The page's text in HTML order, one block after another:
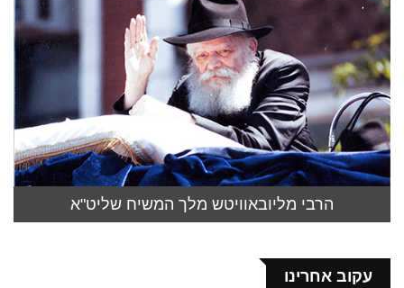
הרבי מליובאוויטש מלך המשיח שליט"א
עקוב אחרינו